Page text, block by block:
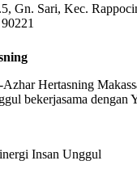
Gn. Sari, Kec.
Hertasning
bekerjasama dengan
Insan Unggul